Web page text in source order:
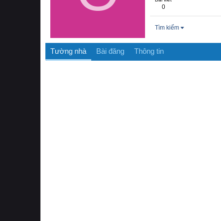
0
Tìm kiếm
Tường nhà Bài đăng Thông tin